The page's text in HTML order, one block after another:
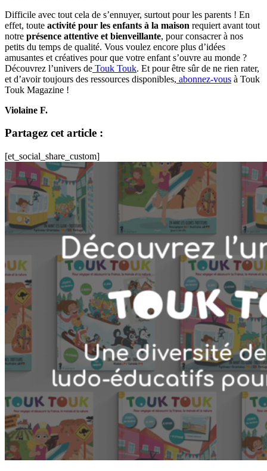
Difficile avec tout cela de s’ennuyer, surtout pour les parents ! En
effet, toute activité pour les enfants à la maison requiert avant tout
notre présence attentive et bienveillante, pour consacrer à nos
petits du temps de qualité. Vous voulez encore plus d’idées
amusantes et créatives pour que votre enfant s’ouvre au monde ?
Découvrez l’univers de Touk Touk. Et pour être sûr de ne rien rater,
et d’avoir toujours des ressources disponibles, abonnez-vous à Touk
Touk Magazine !
Violaine F.
Partagez cet article :
[et_social_share_custom]